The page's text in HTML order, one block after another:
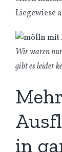
Liegewiese
Wir waren
gibt es leider
Mehr
in